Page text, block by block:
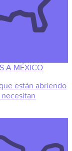
A MÉXICO
están abriendo